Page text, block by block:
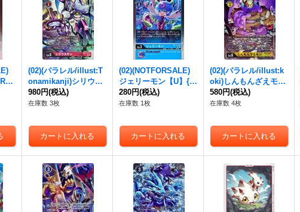
(02)(パラレル/illust:T
onamikanji)シリウス
モン【SR-P】{RB1-01
0}《赤》
980円(税込)
在庫数 3枚
(02)(NOTFORSALE)
ジェリーモン【U】{R
B1-011}《青》
280円(税込)
在庫数 1枚
(02)(パラレル/illust:k
oki)しんもんざえモン
【SR-P】{RB1-019}
《黄》
580円(税込)
在庫数 4枚